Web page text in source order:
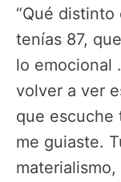
“Qué
tenías 87,
lo emocional
volver a ver
que escuche
me guiaste.